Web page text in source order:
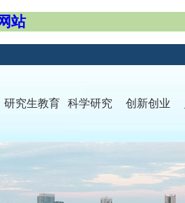
站
研究生教育 科学研究 创新创业